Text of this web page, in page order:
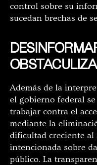
control sobre su
sucedan brechas de
​Además de la
el gobierno federal
trabajar contra el
mediante la
dificultad creciente al
intencionada sobre
público. La